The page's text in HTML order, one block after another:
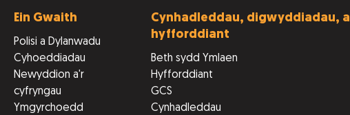
Ein Gwaith
Polisi a Dylanwadu
Cyhoeddiadau
Newyddion a'r
cyfryngau
Ymgyrchoedd
Cynhadleddau, digwyddiadau, a
hyfforddiant
Beth sydd Ymlaen
Hyfforddiant
GCS
Cynhadleddau